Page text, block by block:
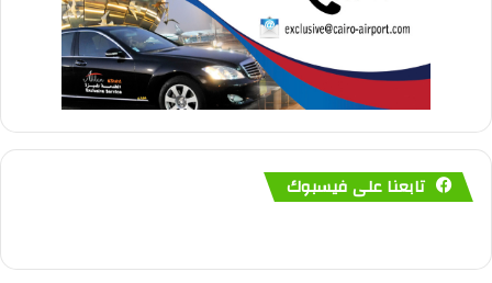
تابعنا على فيسبوك